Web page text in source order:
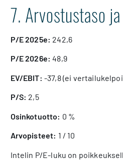
7. Arvostustaso
P/E 2025e: 242,6
P/E 2026e: 48,9
EV/EBIT: -37,8 (ei
P/S: 2,5
Osinkotuotto: 0 %
Arvopisteet: 1 / 10
Intelin P/E-luku on